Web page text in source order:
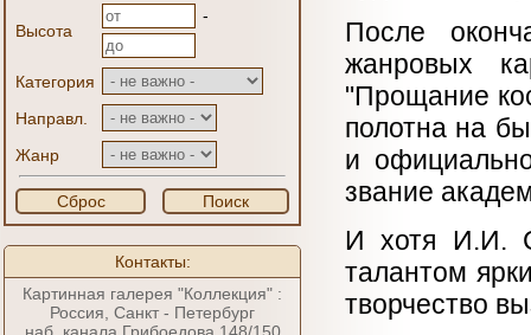
Высота
-
Категория
Направл.
Жанр
Сброс Поиск
Контакты:
Картинная галерея "Коллекция" :
Россия, Санкт - Петербург
После
жанровых
"Прощание
полотна на
и
звание
И хотя И.И.
талантом
творчество